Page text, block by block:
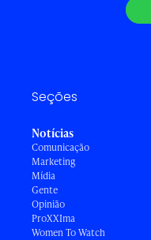
Seções
Notícias
Comunicação
Marketing
Mídia
Gente
Opinião
ProXXIma
Women To Watch